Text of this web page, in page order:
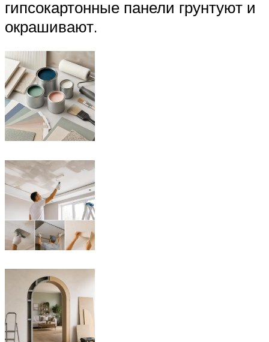
гипсокартонные панели грунтуют и
окрашивают.